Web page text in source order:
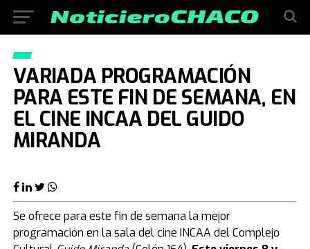
VARIADA PROGRAMACIÓN
PARA ESTE FIN DE SEMANA, EN
EL CINE INCAA DEL GUIDO
MIRANDA
Se ofrece para este fin de semana la mejor
programación en la sala del cine INCAA del Complejo